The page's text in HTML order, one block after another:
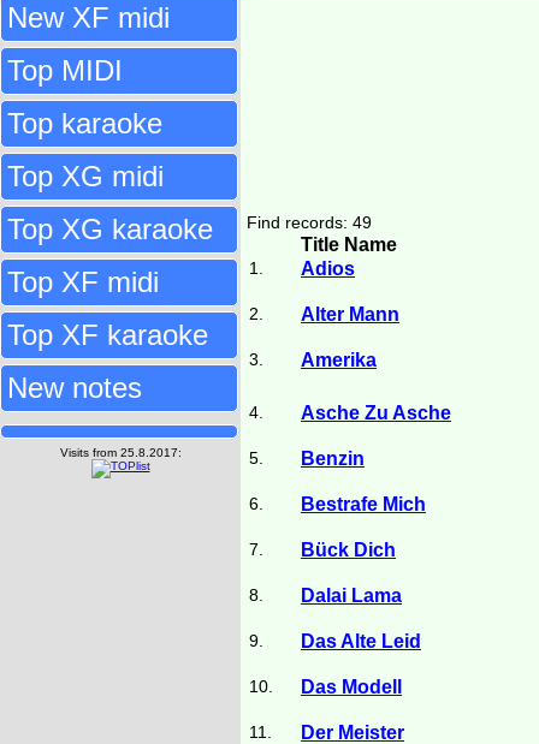
New XF midi
Top MIDI
Top karaoke
Top XG midi
Top XG karaoke
Top XF midi
Top XF karaoke
New notes
Visits from 25.8.2017:
Find records: 49
Title Name
1. Adios
2. Alter Mann
3. Amerika
4. Asche Zu Asche
5. Benzin
6. Bestrafe Mich
7. Bück Dich
8. Dalai Lama
9. Das Alte Leid
10. Das Modell
11. Der Meister